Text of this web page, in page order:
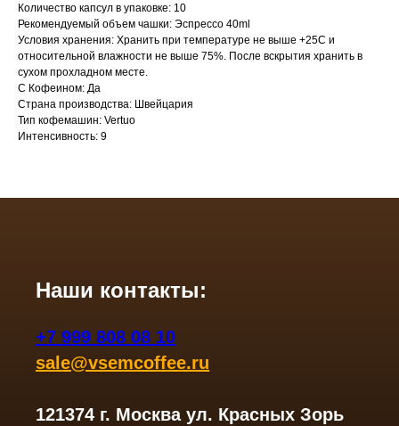
Количество капсул в упаковке: 10
Рекомендуемый объем чашки: Эспрессо 40ml
Условия хранения: Хранить при температуре не выше +25С и
относительной влажности не выше 75%. После вскрытия хранить в
сухом прохладном месте.
С Кофеином: Да
Страна производства: Швейцария
Тип кофемашин: Vertuo
Интенсивность: 9
Наши контакты:
+7 999 808 08 10
sale@vsemcoffee.ru
121374 г. Москва ул. Красных Зорь